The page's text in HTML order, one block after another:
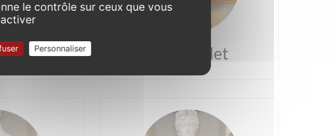
Talia Varlet
le contrôle sur ceux que vous
Personnaliser